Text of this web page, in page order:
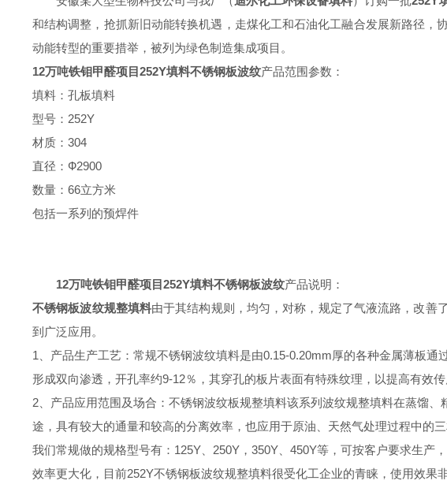
和结构调整，抢抓新旧动能转换机遇，走煤化工和石油化工融合发展新路径
动能转型的重要措举，被列为绿色制造集成项目。
12万吨铁钼甲醛项目252Y填料不锈钢板波纹产品范围参数：
填料：孔板填料
型号：252Y
材质：304
直径：Ф2900
数量：66立方米
包括一系列的预焊件
12万吨铁钼甲醛项目252Y填料不锈钢板波纹产品说明：
不锈钢板波纹规整填料由于其结构规则，均匀，对称，规定了气液流路，改善
到广泛应用。
1、产品生产工艺：常规不锈钢波纹填料是由0.15-0.20mm厚的各种金属薄板
形成双向渗透，开孔率约9-12％，其穿孔的板片表面有特殊纹理，以提高有效
2、产品应用范围及场合：不锈钢波纹板规整填料该系列波纹规整填料在蒸馏
途，具有较大的通量和较高的分离效率，也应用于原油、天然气处理过程中的
我们常规做的规格型号有：125Y、250Y，350Y、450Y等，可按客户要求生产
效率更大化，目前252Y不锈钢板波纹规整填料很受化工企业的青睐，使用效果非